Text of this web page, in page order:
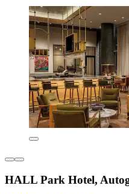
HALL Park Hotel,